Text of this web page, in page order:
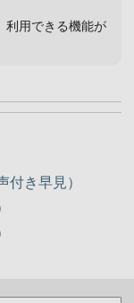
利用できる機能が
付き早見）